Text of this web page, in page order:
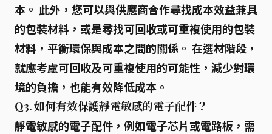
本。 此外，您可以與供應商合作尋找成本效益兼具
的包裝材料，或是尋找可回收或可重複使用的包裝
材料，平衡環保與成本之間的關係。 在選材階段，
就應考慮可回收及可重複使用的可能性，減少對環
境的負擔，也能有效降低成本。
Q3. 如何有效保護靜電敏感的電子配件？
靜電敏感的電子配件，例如電子芯片或電路板，需